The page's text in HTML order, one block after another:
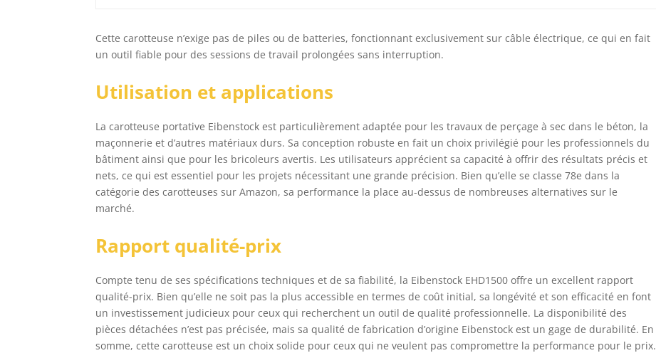
Cette carotteuse n’exige pas de piles ou de batteries, fonctionnant exclusivement sur câble électrique, ce qui en fait
un outil fiable pour des sessions de travail prolongées sans interruption.
Utilisation et applications
La carotteuse portative Eibenstock est particulièrement adaptée pour les travaux de perçage à sec dans le béton, la
maçonnerie et d’autres matériaux durs. Sa conception robuste en fait un choix privilégié pour les professionnels du
bâtiment ainsi que pour les bricoleurs avertis. Les utilisateurs apprécient sa capacité à offrir des résultats précis et
nets, ce qui est essentiel pour les projets nécessitant une grande précision. Bien qu’elle se classe 78e dans la
catégorie des carotteuses sur Amazon, sa performance la place au-dessus de nombreuses alternatives sur le
marché.
Rapport qualité-prix
Compte tenu de ses spécifications techniques et de sa fiabilité, la Eibenstock EHD1500 offre un excellent rapport
qualité-prix. Bien qu’elle ne soit pas la plus accessible en termes de coût initial, sa longévité et son efficacité en font
un investissement judicieux pour ceux qui recherchent un outil de qualité professionnelle. La disponibilité des
pièces détachées n’est pas précisée, mais sa qualité de fabrication d’origine Eibenstock est un gage de durabilité. En
somme, cette carotteuse est un choix solide pour ceux qui ne veulent pas compromettre la performance pour le prix.